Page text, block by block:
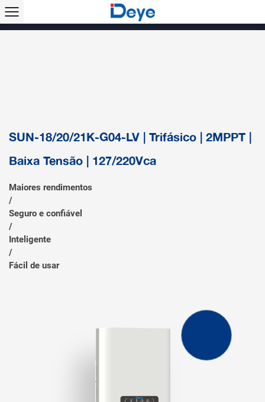
SUN-18/20/21K-G04-LV | Trifásico | 2MPPT |
Baixa Tensão | 127/220Vca
Maiores rendimentos
/
Seguro e confiável
/
Inteligente
/
Fácil de usar